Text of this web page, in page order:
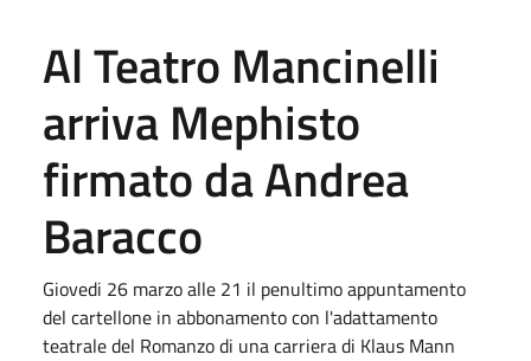
Al Teatro Mancinelli
arriva Mephisto
firmato da Andrea
Baracco
Giovedi 26 marzo alle 21 il penultimo appuntamento
del cartellone in abbonamento con l'adattamento
teatrale del Romanzo di una carriera di Klaus Mann